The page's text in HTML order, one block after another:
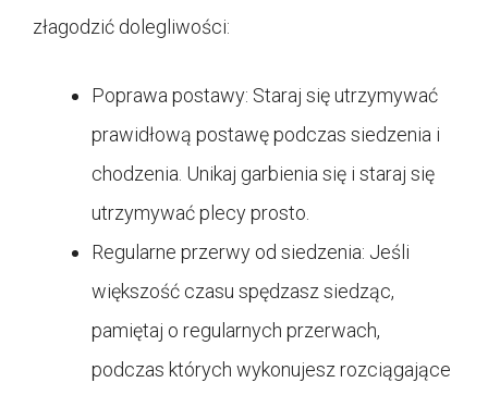
złagodzić dolegliwości:
Poprawa postawy: Staraj się utrzymywać
prawidłową postawę podczas siedzenia i
chodzenia. Unikaj garbienia się i staraj się
utrzymywać plecy prosto.
Regularne przerwy od siedzenia: Jeśli
większość czasu spędzasz siedząc,
pamiętaj o regularnych przerwach,
podczas których wykonujesz rozciągające